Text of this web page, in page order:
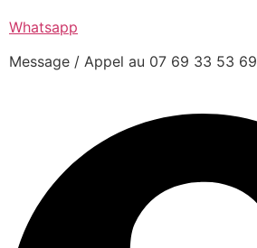
Whatsapp
Message / Appel au 07 69 33 53 69